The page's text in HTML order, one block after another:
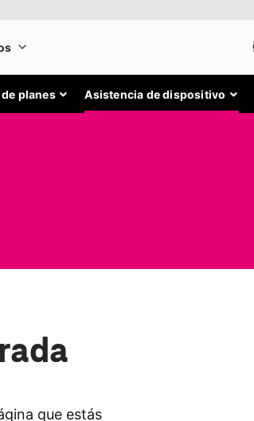
planes Asistencia de dispositivo